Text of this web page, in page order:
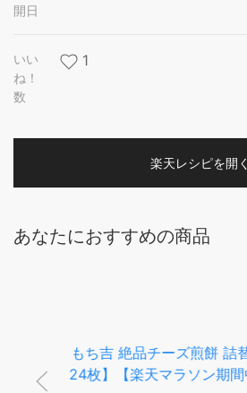
開日
いい
ね！
数
1
楽天レシピを開く
あなたにおすすめの商品